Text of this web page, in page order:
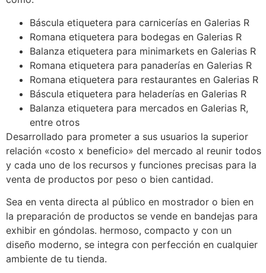
Báscula etiquetera para carnicerías en Galerias R
Romana etiquetera para bodegas en Galerias R
Balanza etiquetera para minimarkets en Galerias R
Romana etiquetera para panaderías en Galerias R
Romana etiquetera para restaurantes en Galerias R
Báscula etiquetera para heladerías en Galerias R
Balanza etiquetera para mercados en Galerias R,
entre otros
Desarrollado para prometer a sus usuarios la superior
relación «costo x beneficio» del mercado al reunir todos
y cada uno de los recursos y funciones precisas para la
venta de productos por peso o bien cantidad.
Sea en venta directa al público en mostrador o bien en
la preparación de productos se vende en bandejas para
exhibir en góndolas. hermoso, compacto y con un
diseño moderno, se integra con perfección en cualquier
ambiente de tu tienda.